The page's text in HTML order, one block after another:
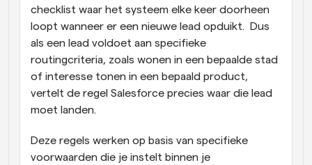
checklist waar het systeem elke keer doorheen
loopt wanneer er een nieuwe lead opduikt.  Dus
als een lead voldoet aan specifieke
routingcriteria, zoals wonen in een bepaalde stad
of interesse tonen in een bepaald product,
vertelt de regel Salesforce precies waar die lead
moet landen.
Deze regels werken op basis van specifieke
voorwaarden die je instelt binnen je